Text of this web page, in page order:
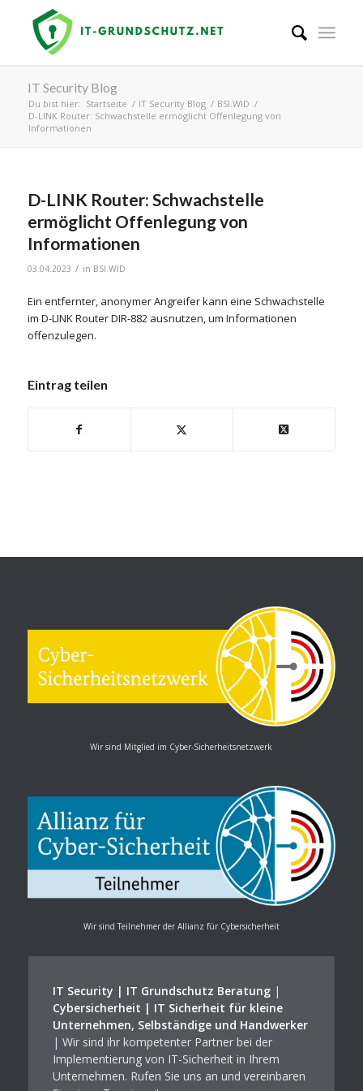
IT Security Blog
Du bist hier: Startseite / IT Security Blog / BSI.WID /
D-LINK Router: Schwachstelle ermöglicht Offenlegung von
Informationen
D-LINK Router: Schwachstelle
ermöglicht Offenlegung von
Informationen
03.04.2023 / in BSI.WID
Ein entfernter, anonymer Angreifer kann eine Schwachstelle
im D-LINK Router DIR-882 ausnutzen, um Informationen
offenzulegen.
Eintrag teilen
Wir sind Mitglied im Cyber-Sicherheitsnetzwerk
Wir sind Teilnehmer der Allianz für Cybersicherheit
IT Security | IT Grundschutz Beratung|
Cybersicherheit | IT Sicherheit für kleine
Unternehmen, Selbständige und Handwerker
| Wir sind ihr kompetenter Partner bei der
Implementierung von IT-Sicherheit in Ihrem
Unternehmen. Rufen Sie uns an und vereinbaren